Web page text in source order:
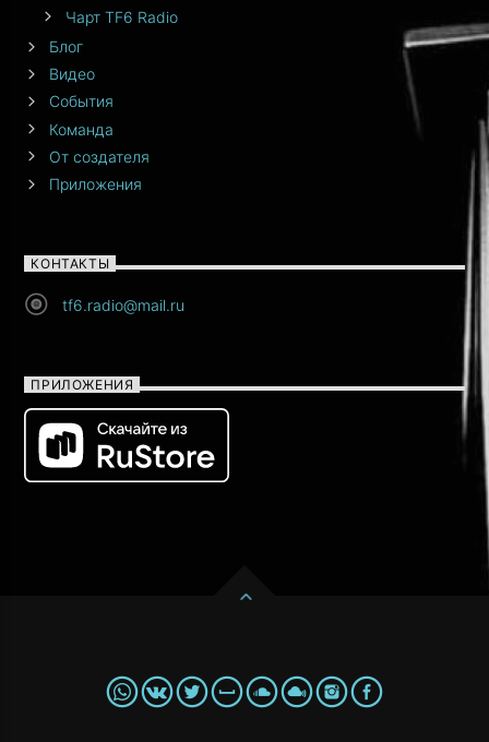
Чарт TF6 Radio
Блог
Видео
События
Команда
От создателя
Приложения
КОНТАКТЫ
tf6.radio@mail.ru
ПРИЛОЖЕНИЯ